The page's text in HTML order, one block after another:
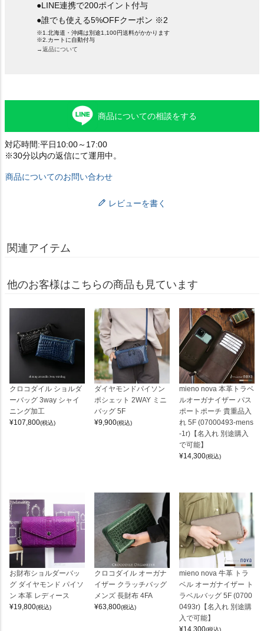
●LINE連携で200ポイント付与
●誰でも使える5%OFFクーポン ※2
※1.北海道・沖縄は別途1,100円送料がかかります
※2.カートに自動付与
→返品について
商品についての相談をする
対応時間:平日10:00～17:00
※30分以内の返信にて運用中。
商品についてのお問い合わせ
レビューを書く
関連アイテム
他のお客様はこちらの商品も見ています
クロコダイル ショルダ
ーバッグ 3way シャイ
ニング加工
¥107,800(税込)
ダイヤモンドパイソン
ポシェット 2WAY ミニ
バッグ 5F
¥9,900(税込)
mieno nova 本革トラベ
ルオーガナイザー パス
ポートポーチ 貴重品入
れ 5F (07000493-mens
-1r)【名入れ 別途購入
で可能】
¥14,300(税込)
お財布ショルダーバッ
グ ダイヤモンド パイソ
ン 本革 レディース
¥19,800(税込)
クロコダイル オーガナ
イザー クラッチバッグ
メンズ 長財布 4FA
¥63,800(税込)
mieno nova 牛革 トラ
ベル オーガナイザー ト
ラベルバッグ 5F (0700
0493r)【名入れ 別途購
入で可能】
¥14,300(税込)